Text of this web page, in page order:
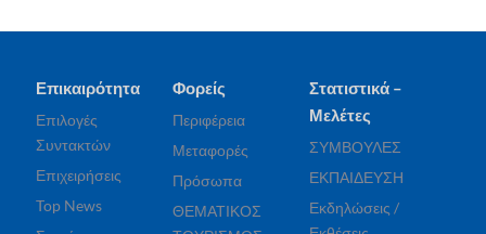
Επικαιρότητα
Επιλογές
Συντακτών
Επιχειρήσεις
Top News
Φορείς
Περιφέρεια
Μεταφορές
Πρόσωπα
ΘΕΜΑΤΙΚΟΣ
Στατιστικά –
Μελέτες
ΣΥΜΒΟΥΛΕΣ
ΕΚΠΑΙΔΕΥΣΗ
Εκδηλώσεις /